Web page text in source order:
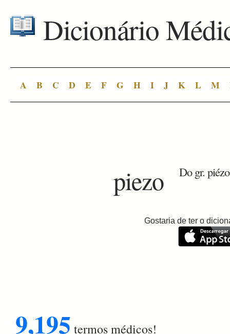
Dicionário
A B C D E F G H I J K L M
piezo Do gr.
Gostaria de ter o
9,195 termos médicos!